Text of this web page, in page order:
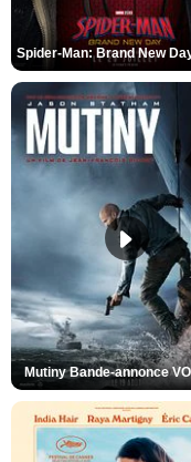
Mutiny Bande-annonce